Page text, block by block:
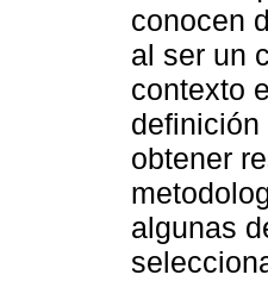
conocen
al ser un
contexto
definición
obtener
algunas